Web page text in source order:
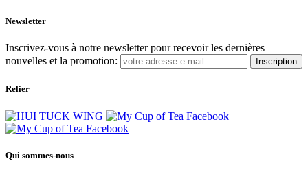
Newsletter
Inscrivez-vous à notre newsletter pour recevoir les dernières
nouvelles et la promotion:
Inscription
Relier
Qui sommes-nous